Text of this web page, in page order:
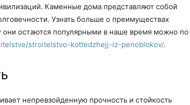
Каменные дома представляют собой
Узнать больше о преимуществах
остаются популярными в наше время можно по
stroitelstvo-kottedzhejj-iz-penoblokov/.
непревзойденную прочность и стойкость